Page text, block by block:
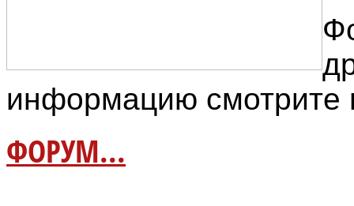
информацию смотрите
ФОРУМ...